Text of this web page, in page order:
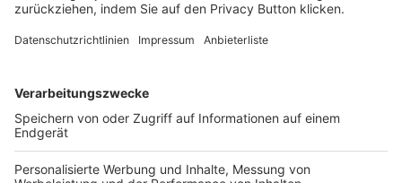
FOLGE DEM BFV
TOP-VEREINE